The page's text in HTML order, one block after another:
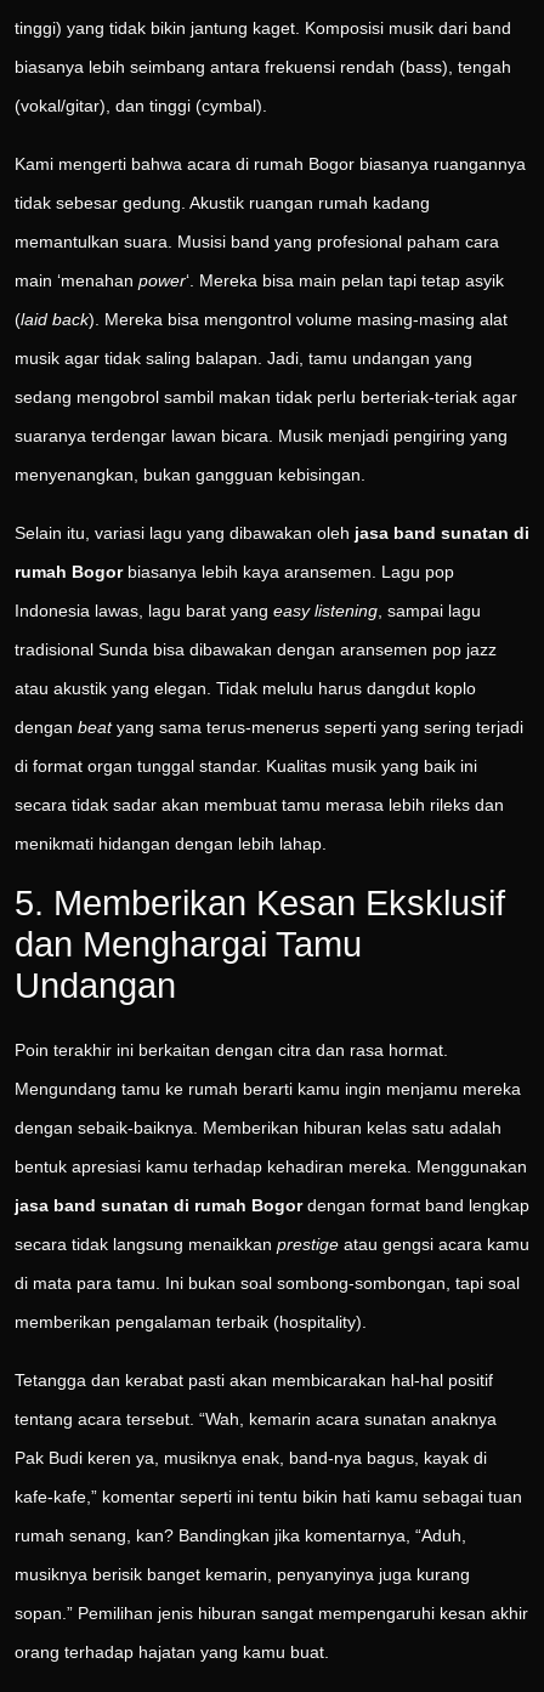
tinggi) yang tidak bikin jantung kaget. Komposisi musik dari band
biasanya lebih seimbang antara frekuensi rendah (bass), tengah
(vokal/gitar), dan tinggi (cymbal).
Kami mengerti bahwa acara di rumah Bogor biasanya ruangannya
tidak sebesar gedung. Akustik ruangan rumah kadang
memantulkan suara. Musisi band yang profesional paham cara
main ‘menahan power‘. Mereka bisa main pelan tapi tetap asyik
(laid back). Mereka bisa mengontrol volume masing-masing alat
musik agar tidak saling balapan. Jadi, tamu undangan yang
sedang mengobrol sambil makan tidak perlu berteriak-teriak agar
suaranya terdengar lawan bicara. Musik menjadi pengiring yang
menyenangkan, bukan gangguan kebisingan.
Selain itu, variasi lagu yang dibawakan oleh jasa band sunatan di
rumah Bogorbiasanya lebih kaya aransemen. Lagu pop
Indonesia lawas, lagu barat yang easy listening , sampai lagu
tradisional Sunda bisa dibawakan dengan aransemen pop jazz
atau akustik yang elegan. Tidak melulu harus dangdut koplo
dengan beatyang sama terus-menerus seperti yang sering terjadi
di format organ tunggal standar. Kualitas musik yang baik ini
secara tidak sadar akan membuat tamu merasa lebih rileks dan
menikmati hidangan dengan lebih lahap.
5. Memberikan Kesan Eksklusif
dan Menghargai Tamu
Undangan
Poin terakhir ini berkaitan dengan citra dan rasa hormat.
Mengundang tamu ke rumah berarti kamu ingin menjamu mereka
dengan sebaik-baiknya. Memberikan hiburan kelas satu adalah
bentuk apresiasi kamu terhadap kehadiran mereka. Menggunakan
jasa band sunatan di rumah Bogordengan format band lengkap
secara tidak langsung menaikkan prestige atau gengsi acara kamu
di mata para tamu. Ini bukan soal sombong-sombongan, tapi soal
memberikan pengalaman terbaik (hospitality).
Tetangga dan kerabat pasti akan membicarakan hal-hal positif
tentang acara tersebut. “Wah, kemarin acara sunatan anaknya
Pak Budi keren ya, musiknya enak, band-nya bagus, kayak di
kafe-kafe,” komentar seperti ini tentu bikin hati kamu sebagai tuan
rumah senang, kan? Bandingkan jika komentarnya, “Aduh,
musiknya berisik banget kemarin, penyanyinya juga kurang
sopan.” Pemilihan jenis hiburan sangat mempengaruhi kesan akhir
orang terhadap hajatan yang kamu buat.